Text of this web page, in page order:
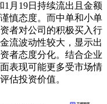
1月19日持续流出且金额
慎态度。而中单和小单
者对公司的积极买入行
流波动性较大，显示出
者态度分化。结合企业
表现可能更多受市场情
估投资价值。